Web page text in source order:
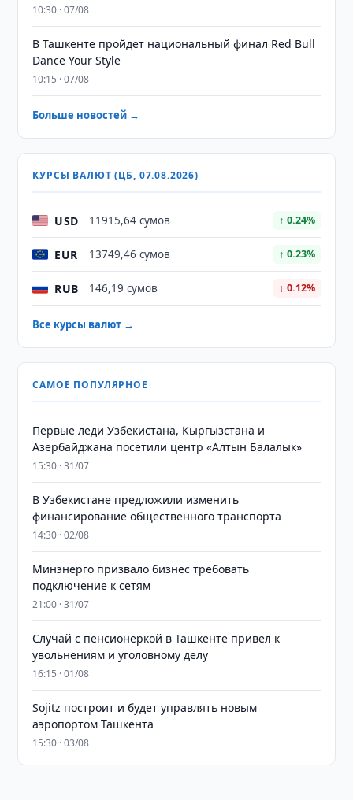
10:30 · 07/08
В Ташкенте пройдет национальный финал Red Bull
Dance Your Style
10:15 · 07/08
Больше новостей →
КУРСЫ ВАЛЮТ (ЦБ, 07.08.2026)
USD 11915,64 сумов ↑ 0.24%
EUR 13749,46 сумов ↑ 0.23%
RUB 146,19 сумов ↓ 0.12%
Все курсы валют →
САМОЕ ПОПУЛЯРНОЕ
Первые леди Узбекистана, Кыргызстана и
Азербайджана посетили центр «Алтын Балалык»
15:30 · 31/07
В Узбекистане предложили изменить
финансирование общественного транспорта
14:30 · 02/08
Минэнерго призвало бизнес требовать
подключение к сетям
21:00 · 31/07
Случай с пенсионеркой в Ташкенте привел к
увольнениям и уголовному делу
16:15 · 01/08
Sojitz построит и будет управлять новым
аэропортом Ташкента
15:30 · 03/08